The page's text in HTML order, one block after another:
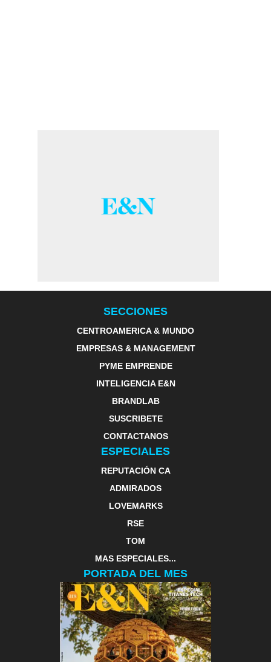
SECCIONES
CENTROAMERICA & MUNDO
EMPRESAS & MANAGEMENT
PYME EMPRENDE
INTELIGENCIA E&N
BRANDLAB
SUSCRIBETE
CONTACTANOS
ESPECIALES
REPUTACIÓN CA
ADMIRADOS
LOVEMARKS
RSE
TOM
MAS ESPECIALES...
PORTADA DEL MES